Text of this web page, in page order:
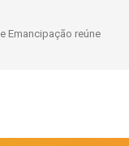
de Barros Convoca